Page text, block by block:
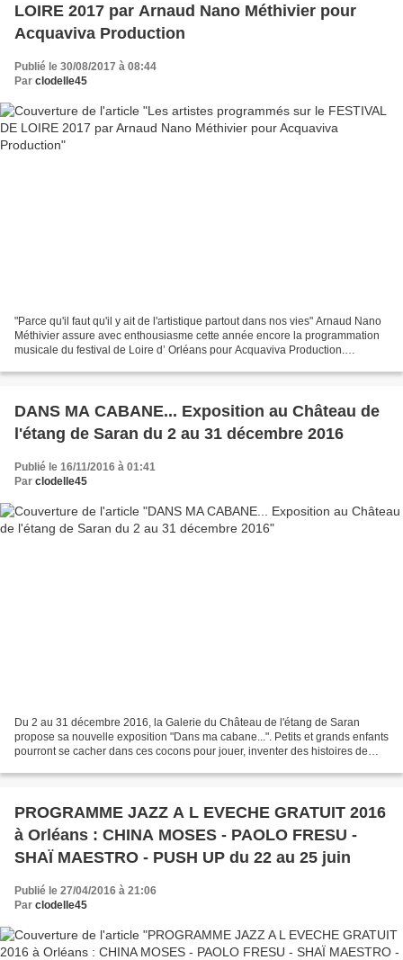
LOIRE 2017 par Arnaud Nano Méthivier pour
Acquaviva Production
Publié le 30/08/2017 à 08:44
Par clodelle45
"Parce qu'il faut qu'il y ait de l'artistique partout dans nos vies" Arnaud Nano
Méthivier assure avec enthousiasme cette année encore la programmation
musicale du festival de Loire d’ Orléans pour Acquaviva Production.
DANS MA CABANE... Exposition au Château de
l'étang de Saran du 2 au 31 décembre 2016
Publié le 16/11/2016 à 01:41
Par clodelle45
Du 2 au 31 décembre 2016, la Galerie du Château de l'étang de Saran
propose sa nouvelle exposition "Dans ma cabane...". Petits et grands enfants
pourront se cacher dans ces cocons pour jouer, inventer des histoires de
PROGRAMME JAZZ A L EVECHE GRATUIT 2016
à Orléans : CHINA MOSES - PAOLO FRESU -
SHAÏ MAESTRO - PUSH UP du 22 au 25 juin
Publié le 27/04/2016 à 21:06
Par clodelle45